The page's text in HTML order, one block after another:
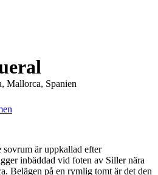
Mallorca, Spanien
är uppkallad efter
inbäddad vid foten av Siller nära
Belägen på en rymlig tomt är det den